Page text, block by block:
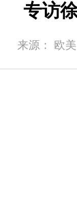
专访
来源： 欧